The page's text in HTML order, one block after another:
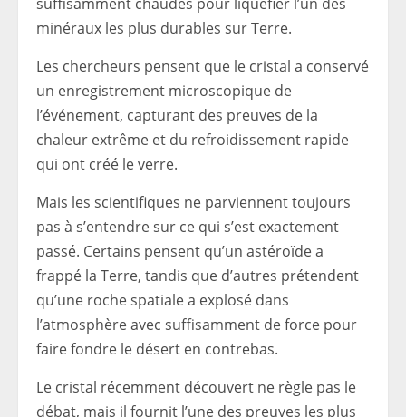
minéraux les plus durables sur Terre.
Les chercheurs pensent que le cristal a conservé
un enregistrement microscopique de
l’événement, capturant des preuves de la
chaleur extrême et du refroidissement rapide
qui ont créé le verre.
Mais les scientifiques ne parviennent toujours
pas à s’entendre sur ce qui s’est exactement
passé. Certains pensent qu’un astéroïde a
frappé la Terre, tandis que d’autres prétendent
qu’une roche spatiale a explosé dans
l’atmosphère avec suffisamment de force pour
faire fondre le désert en contrebas.
Le cristal récemment découvert ne règle pas le
débat, mais il fournit l’une des preuves les plus